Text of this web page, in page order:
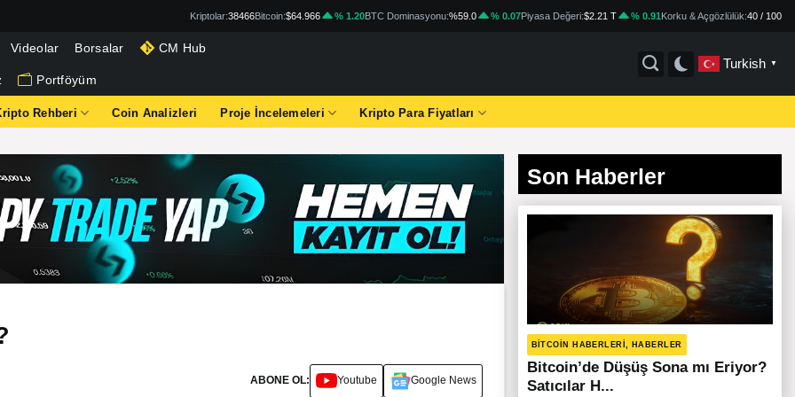
Kriptolar:38466Bitcoin:$64.966 % 1.20BTC Dominasyonu:%59.0 % 0.07Piyasa Değeri:$2.21 T % 0.91Korku & Açgözlülük:40 / 100
Videolar Borsalar CM Hub
Portföyüm
Turkish ▼
Rehberi Coin Analizleri Proje İncelemeleri Kripto Para Fiyatları
ABONE OL: Youtube Google News
Son Haberler
BITCOIN HABERLERI, HABERLER
Bitcoin’de Düşüş Sona mı Eriyor?
Satıcılar H...